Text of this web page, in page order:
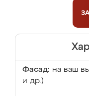
Фасад: на ваш
и др.)